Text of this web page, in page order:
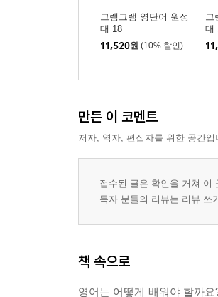
그램그램 영단어 원정
대 18
11,520원 (10% 할인)
그
대
만든 이 코멘트
저자, 역자, 편집자를 위한 공간
접수된 글은 확인을 거쳐 이
독자 분들의 리뷰는 리뷰 쓰
책 속으로
영어는 어떻게 배워야 할까